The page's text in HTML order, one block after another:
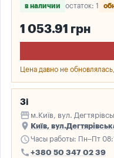
в наличии остаток: 1
1 053.91 грн
Цена давно не
3і
storefront м.Київ, вул.
place Київ,
scheduleЧасы работы: Пн–Пт
call +380 50 347 02 39